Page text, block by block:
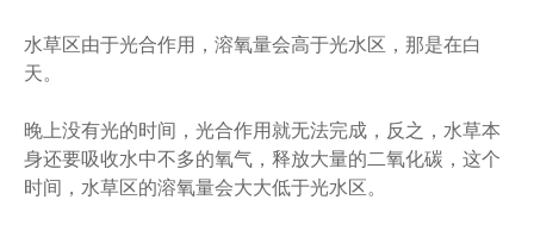
水草区由于光合作用，溶氧量会高于光水区，那是在白
天。
晚上没有光的时间，光合作用就无法完成，反之，水草本
身还要吸收水中不多的氧气，释放大量的二氧化碳，这个
时间，水草区的溶氧量会大大低于光水区。